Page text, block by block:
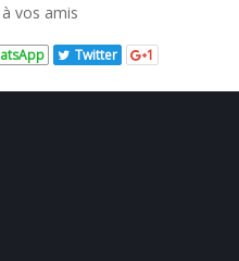
à vos amis
Twitter 1